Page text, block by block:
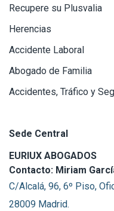
Recupere su Plusvalia
Herencias
Accidente Laboral
Abogado de Familia
Accidentes, Tráfico y
Sede Central
EURIUX ABOGADOS
Contacto: Miriam
C/Alcalá, 96, 6º Piso,
28009 Madrid.